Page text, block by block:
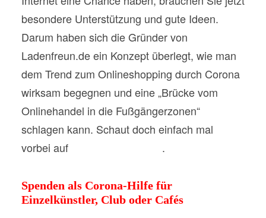
besondere Unterstützung und gute Ideen.
Darum haben sich die Gründer von
Ladenfreun.de ein Konzept überlegt, wie man
dem Trend zum Onlineshopping durch Corona
wirksam begegnen und eine „Brücke vom
Onlinehandel in die Fußgängerzonen“
schlagen kann. Schaut doch einfach mal
vorbei auf
.
Spenden als Corona-Hilfe für
Einzelkünstler, Club oder Cafés